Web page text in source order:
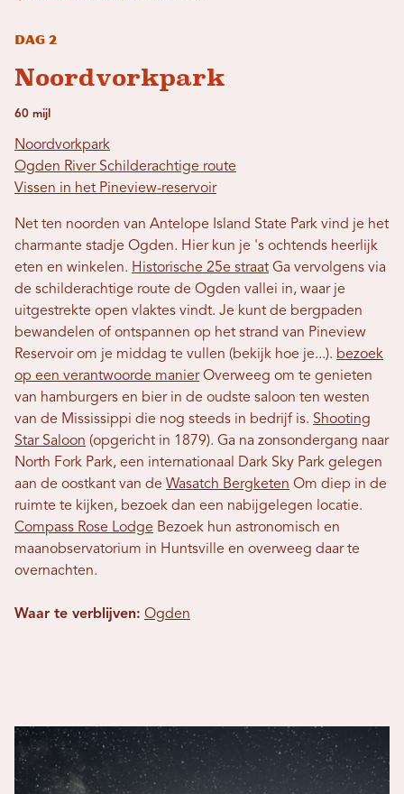
Dag 2
Noordvorkpark
60 mijl
Noordvorkpark
Ogden River Schilderachtige route
Vissen in het Pineview-reservoir
Net ten noorden van Antelope Island State Park vind je het
charmante stadje Ogden. Hier kun je 's ochtends heerlijk
eten en winkelen. Historische 25e straat Ga vervolgens via
de schilderachtige route de Ogden vallei in, waar je
uitgestrekte open vlaktes vindt. Je kunt de bergpaden
bewandelen of ontspannen op het strand van Pineview
Reservoir om je middag te vullen (bekijk hoe je...). bezoek
op een verantwoorde manierOverweeg om te genieten
van hamburgers en bier in de oudste saloon ten westen
van de Mississippi die nog steeds in bedrijf is. Shooting
Star Saloon (opgericht in 1879). Ga na zonsondergang naar
North Fork Park, een internationaal Dark Sky Park gelegen
aan de oostkant van de Wasatch Bergketen Om diep in de
ruimte te kijken, bezoek dan een nabijgelegen locatie.
Compass Rose Lodge Bezoek hun astronomisch en
maanobservatorium in Huntsville en overweeg daar te
overnachten.
Waar te verblijven: Ogden